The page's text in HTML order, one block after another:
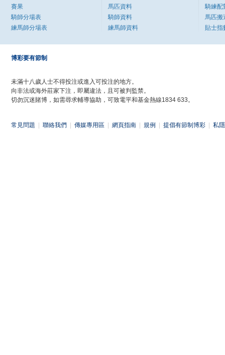
賽果
騎師分場表
練馬師分場表
馬匹資料
騎師資料
練馬師資料
騎練配
馬匹搬
貼士指
博彩要有節制
未滿十八歲人士不得投注或進入可投注的地方。
向非法或海外莊家下注，即屬違法，且可被判監禁。
切勿沉迷賭博，如需尋求輔導協助，可致電平和基金熱線1834 633。
常見問題 聯絡我們 傳媒專用區 網頁指南 規例 提倡有節制博彩 私